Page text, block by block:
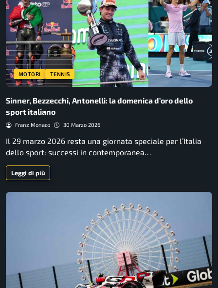
MOTORI TENNIS
Sinner, Bezzecchi, Antonelli: la domenica d’oro dello
sport italiano
Franz Monaco 30 Marzo 2026
Il 29 marzo 2026 resta una giornata speciale per l’Italia
dello sport: successi in contemporanea…
Leggi di più